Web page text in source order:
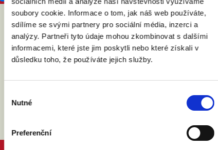
soubory cookie. Informace o tom, jak náš web používáte,
sdílíme se svými partnery pro sociální média, inzerci a
analýzy. Partneři tyto údaje mohou zkombinovat s dalšími
informacemi, které jste jim poskytli nebo které získali v
důsledku toho, že používáte jejich služby.
souhlasu
Nutné
Preferenční
ABY VÁM O MANŽELSTVÍ NIC
NEUNIKLO